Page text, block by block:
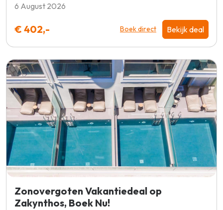
6 August 2026
€ 402,- Boek direct Bekijk deal
Zonovergoten Vakantiedeal op
Zakynthos, Boek Nu!